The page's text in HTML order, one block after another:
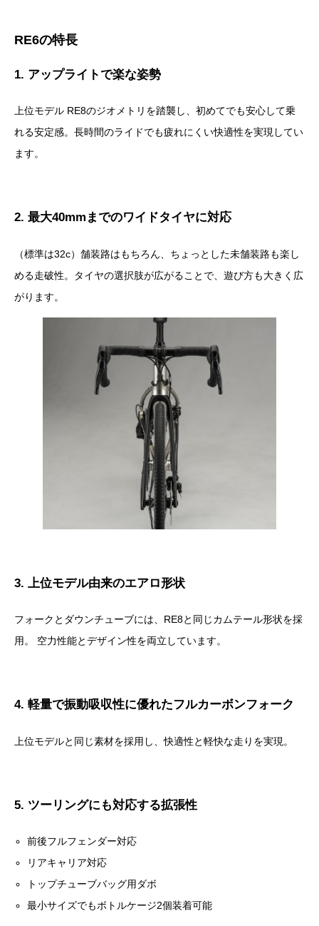
RE6の特長
1. アップライトで楽な姿勢
上位モデル RE8のジオメトリを踏襲し、初めてでも安心して乗
れる安定感。長時間のライドでも疲れにくい快適性を実現してい
ます。
2. 最大40mmまでのワイドタイヤに対応
（標準は32c）舗装路はもちろん、ちょっとした未舗装路も楽し
める走破性。タイヤの選択肢が広がることで、遊び方も大きく広
がります。
3. 上位モデル由来のエアロ形状
フォークとダウンチューブには、RE8と同じカムテール形状を採
用。 空力性能とデザイン性を両立しています。
4. 軽量で振動吸収性に優れたフルカーボンフォーク
上位モデルと同じ素材を採用し、快適性と軽快な走りを実現。
5. ツーリングにも対応する拡張性
前後フルフェンダー対応
リアキャリア対応
トップチューブバッグ用ダボ
最小サイズでもボトルケージ2個装着可能